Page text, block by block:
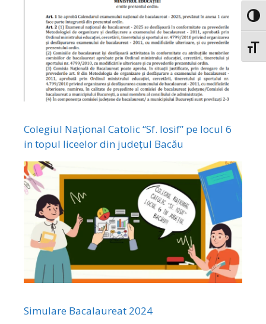
Colegiul Național Catolic “Sf. Iosif” pe locul 6
in topul liceelor din județul Bacău
Simulare Bacalaureat 2024